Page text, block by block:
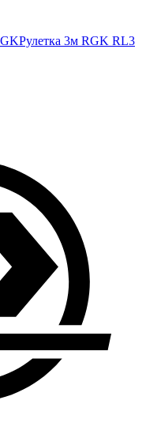
Рулетка 3м RGK RL3